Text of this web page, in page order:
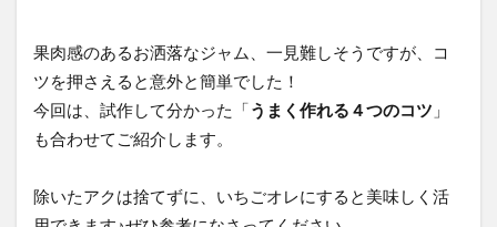
果肉感のあるお洒落なジャム、一見難しそうですが、コ
ツを押さえると意外と簡単でした！
今回は、試作して分かった「うまく作れる４つのコツ 」
も合わせてご紹介します。
除いたアクは捨てずに、いちごオレにすると美味しく活